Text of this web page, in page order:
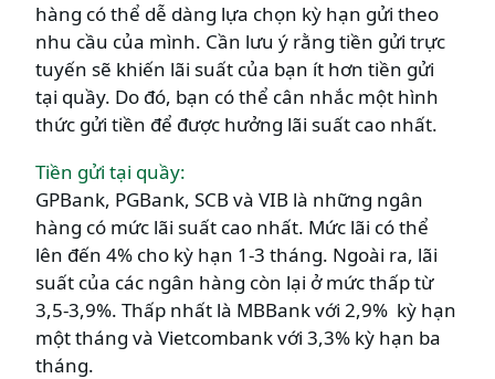
hàng có thể dễ dàng lựa chọn kỳ hạn gửi theo
nhu cầu của mình. Cần lưu ý rằng tiền gửi trực
tuyến sẽ khiến lãi suất của bạn ít hơn tiền gửi
tại quầy. Do đó, bạn có thể cân nhắc một hình
thức gửi tiền để được hưởng lãi suất cao nhất.
Tiền gửi tại quầy:
GPBank, PGBank, SCB và VIB là những ngân
hàng có mức lãi suất cao nhất. Mức lãi có thể
lên đến 4% cho kỳ hạn 1-3 tháng. Ngoài ra, lãi
suất của các ngân hàng còn lại ở mức thấp từ
3,5-3,9%. Thấp nhất là MBBank với 2,9% kỳ hạn
một tháng và Vietcombank với 3,3% kỳ hạn ba
tháng.